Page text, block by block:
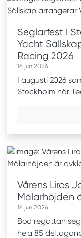
Seglarfest i
Yacht
Racing 2026
16 jun 2026
I augusti 2026
Stockholm när
Vårens Liros
Mälarhöjden
16 jun 2026
Boo regattan
hela 85